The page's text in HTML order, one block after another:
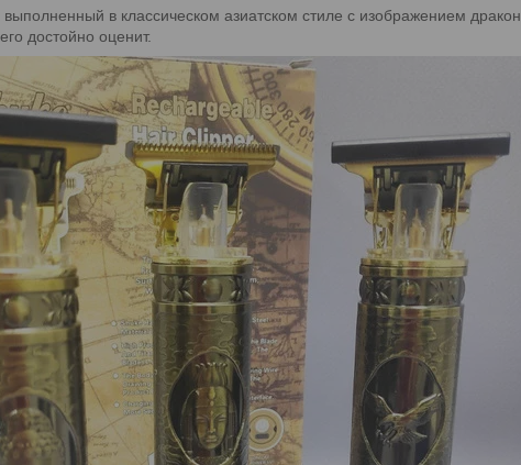
в классическом азиатском стиле с изображением
достойно оценит.